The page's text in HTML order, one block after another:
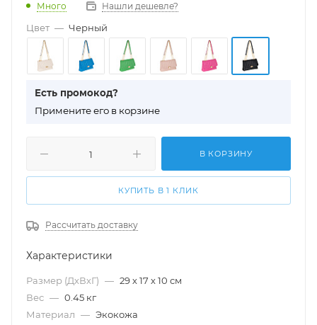
Много Нашли дешевле?
Цвет — Черный
Есть промокод?
Примените его в корзине
В КОРЗИНУ
КУПИТЬ В 1 КЛИК
Рассчитать доставку
Характеристики
Размер (ДхВхГ) — 29 х 17 х 10 см
Вес — 0.45 кг
Материал — Экокожа